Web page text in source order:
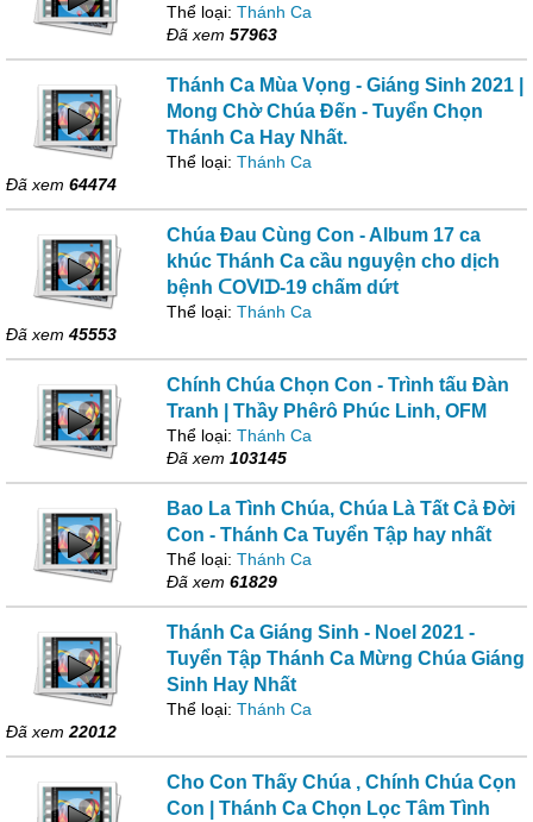
Thể loại: Thánh Ca
Đã xem 57963
Thánh Ca Mùa Vọng - Giáng Sinh 2021 |
Mong Chờ Chúa Đến - Tuyển Chọn
Thánh Ca Hay Nhất.
Thể loại: Thánh Ca
Đã xem 64474
Chúa Đau Cùng Con - Album 17 ca
khúc Thánh Ca cầu nguyện cho dịch
bệnh ᑕOᐯIᗪ-19 chấm dứt
Thể loại: Thánh Ca
Đã xem 45553
Chính Chúa Chọn Con - Trình tấu Đàn
Tranh | Thầy Phêrô Phúc Linh, OFM
Thể loại: Thánh Ca
Đã xem 103145
Bao La Tình Chúa, Chúa Là Tất Cả Đời
Con - Thánh Ca Tuyển Tập hay nhất
Thể loại: Thánh Ca
Đã xem 61829
Thánh Ca Giáng Sinh - Noel 2021 -
Tuyển Tập Thánh Ca Mừng Chúa Giáng
Sinh Hay Nhất
Thể loại: Thánh Ca
Đã xem22012
Cho Con Thấy Chúa , Chính Chúa Cọn
Con | Thánh Ca Chọn Lọc Tâm Tình